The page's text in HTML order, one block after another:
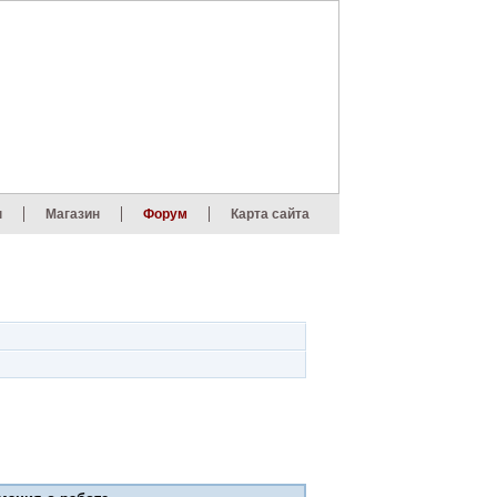
Магазин Форум Карта сайта